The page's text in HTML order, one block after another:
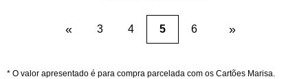
« 3 4 5(current)
6 »
* O valor apresentado é para compra parcelada com os Cartões Marisa.